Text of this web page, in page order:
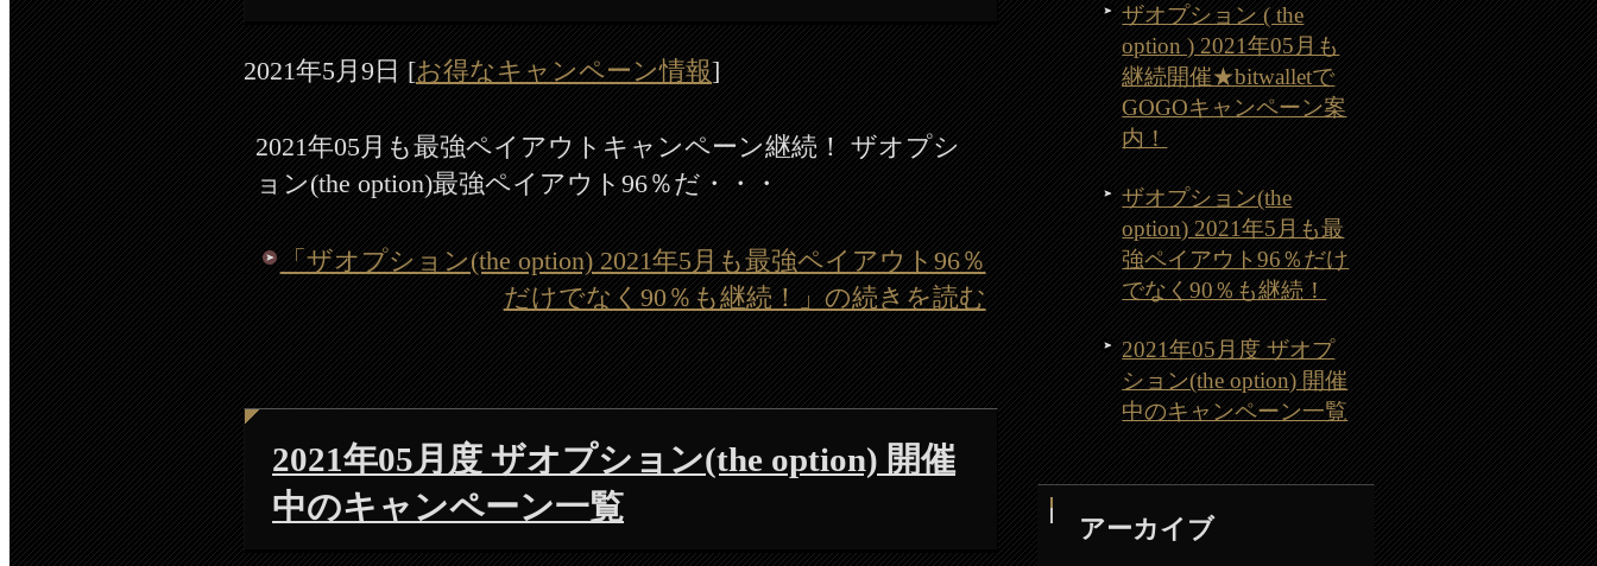
2021年5月9日[お得なキャンペーン情報]
2021年05月も最強ペイアウトキャンペーン継続！ ザオプシ
ョン(the option)最強ペイアウト96％だ・・・
「ザオプション(the option) 2021年5月も最強ペイアウト96％
だけでなく90％も継続！」の続きを読む
2021年05月度 ザオプション(the option) 開催
中のキャンペーン一覧
ザオプション ( the
option ) 2021年05月も
継続開催★bitwalletで
GOGOキャンペーン案
内！
ザオプション(the
option) 2021年5月も最
強ペイアウト96％だけ
でなく90％も継続！
2021年05月度 ザオプ
ション(the option) 開催
中のキャンペーン一覧
アーカイブ